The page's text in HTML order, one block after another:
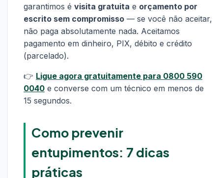
garantimos é visita gratuita e orçamento por
escrito sem compromisso — se você não aceitar,
não paga absolutamente nada. Aceitamos
pagamento em dinheiro, PIX, débito e crédito
(parcelado).
👉 Ligue agora gratuitamente para 0800 590
0040 e converse com um técnico em menos de
15 segundos.
Como prevenir
entupimentos: 7 dicas
práticas